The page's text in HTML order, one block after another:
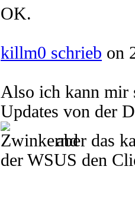
OK.
killm0 schrieb on
Also ich kann mir
Updates von der
aber das
der WSUS den